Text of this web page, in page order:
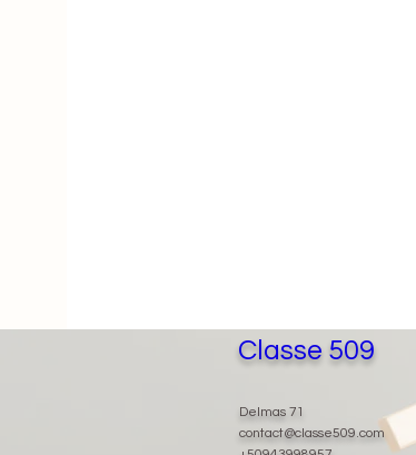
Classe 509
Delmas 71
contact@classe509.com